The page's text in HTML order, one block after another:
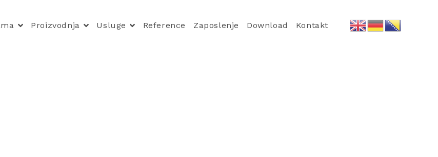
Proizvodnja Usluge Reference Zaposlenje Download Kontakt